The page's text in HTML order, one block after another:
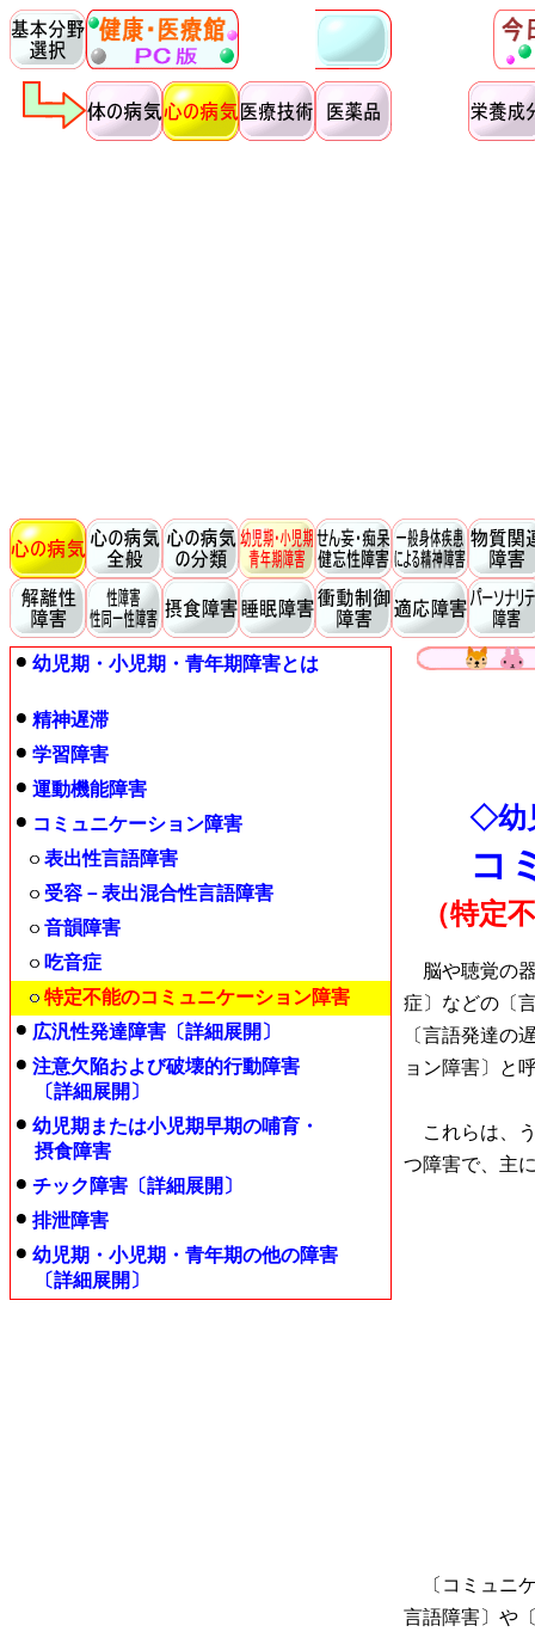
◇幼
コ
（特定
脳や聴覚の
症〕などの〔
〔言語発達の
ョン障害〕と
これらは、
つ障害で、主
〔コミュニ
言語障害〕や
幼児期・小児期・青年期障害とは
精神遅滞
学習障害
運動機能障害
コミュニケーション障害
表出性言語障害
受容－表出混合性言語障害
音韻障害
吃音症
特定不能のコミュニケーション障害
広汎性発達障害〔詳細展開〕
注意欠陥および破壊的行動障害
〔詳細展開〕
幼児期または小児期早期の哺育・
摂食障害
チック障害〔詳細展開〕
排泄障害
幼児期・小児期・青年期の他の障害
〔詳細展開〕